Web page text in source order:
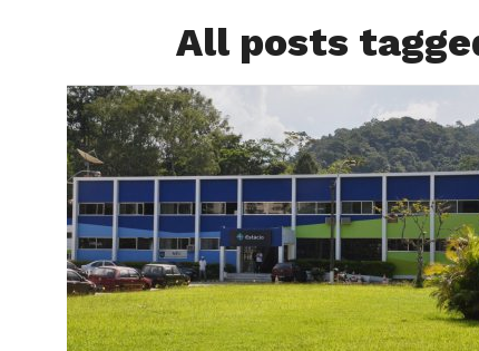
All posts